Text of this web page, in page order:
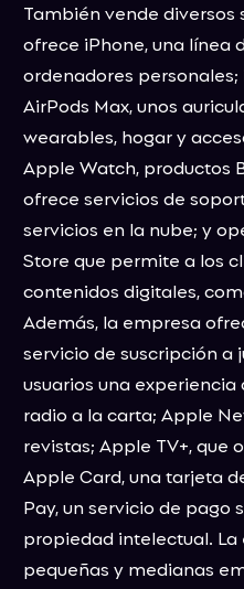
También vende diversos
ofrece iPhone, una línea
ordenadores
AirPods Max, unos
wearables, hogar y
Apple Watch, productos
ofrece servicios de
servicios en la nube; y
Store que permite a los
contenidos digitales,
Además, la empresa
servicio de suscripción a
usuarios una
radio a la carta; Apple
revistas; Apple TV+, que
Apple Card, una tarjeta
Pay, un servicio de pago
propiedad intelectual.
pequeñas y medianas